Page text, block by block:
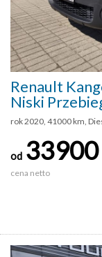
Renault
Niski
rok 2020, 41000 km,
od 33900
cena netto